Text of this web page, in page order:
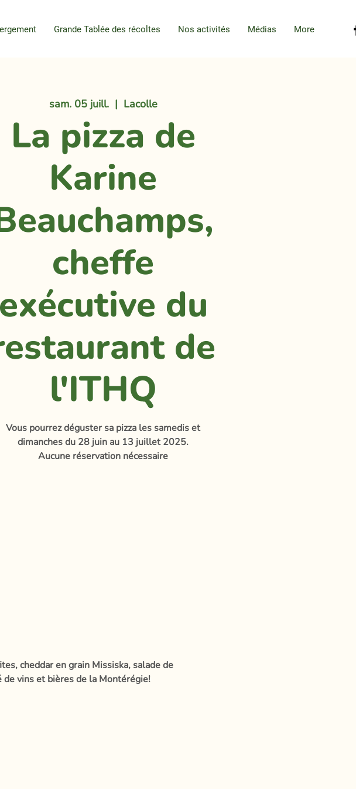
Grande Tablée des récoltes Nos activités Médias More
sam. 05 juill.
  |
Lacolle
La pizza de
Karine
cheffe
exécutive du
de
l'ITHQ
Vous pourrez déguster sa pizza les samedis et
dimanches du 28 juin au 13 juillet 2025.
Aucune réservation nécessaire
cheddar en grain Missiska, salade de
de vins et bières de la Montérégie!